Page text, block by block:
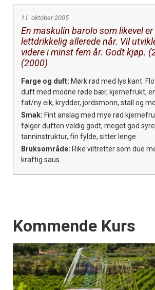
11. oktober 2005
En maskulin barolo som likevel er
lettdrikkelig allerede når. Vil
videre i minst fem år. Godt kjøp.
(2000)
Farge og duft: Mørk rød med lys kant.
duft med modne røde bær, kjernefrukt,
fat/ny eik, krydder, jordsmonn, stall og
Smak: Fint anslag med mye rød
følger duften veldig godt, meget god
tanninstruktur, fin fylde, sitter lenge.
Bruksområde: Rike viltretter som due
kraftig saus.
Events
Kommende Kurs